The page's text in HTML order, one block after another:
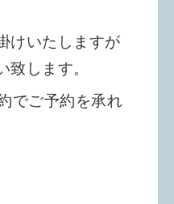
けいたしますが
致します。
でご予約を承れ